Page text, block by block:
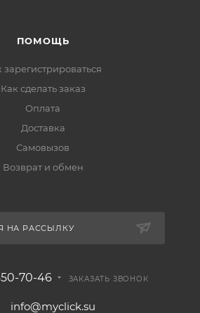
ПОМОЩЬ
зарегистрироваться
Как сделать заказ
Оплата
Доставка
Самовызов
Возврат и обмен
НА РАССЫЛКУ
70-46 ЗАКАЗАТЬ ЗВОНОК
info@myclick.su